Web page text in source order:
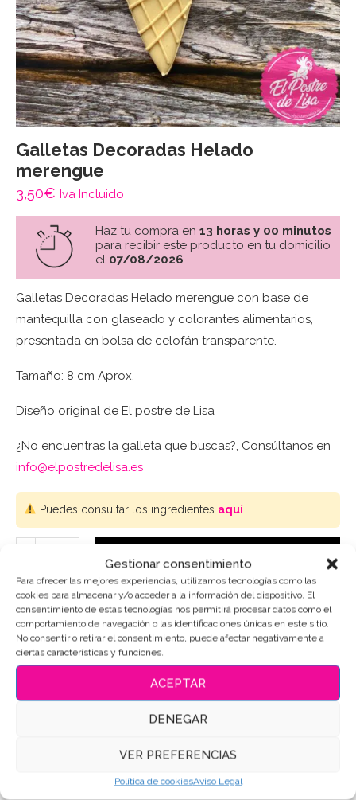
Gestionar consentimiento
Para ofrecer las mejores experiencias, utilizamos tecnologías como las
cookies para almacenar y/o acceder a la información del dispositivo. El
consentimiento de estas tecnologías nos permitirá procesar datos como el
comportamiento de navegación o las identificaciones únicas en este sitio.
No consentir o retirar el consentimiento, puede afectar negativamente a
ciertas características y funciones.
ACEPTAR
DENEGAR
VER PREFERENCIAS
Política de cookiesAviso Legal
Galletas Decoradas Helado
merengue
3,50€ Iva Incluido
Haz tu compra en 13 horas y 00 minutos
para recibir este producto en tu domicilio
el 07/08/2026
Galletas Decoradas Helado merengue con base de
mantequilla con glaseado y colorantes alimentarios,
presentada en bolsa de celofán transparente.
Tamaño: 8 cm Aprox.
Diseño original de El postre de Lisa
¿No encuentras la galleta que buscas?, Consúltanos en
info@elpostredelisa.es
Puedes consultar los ingredientes aquí.
SKU:
3951
Categoría:Comida
Galletas de mantequilla,Galletas Decoradas
Galletas personalizadas
DESCRIPCIÓN